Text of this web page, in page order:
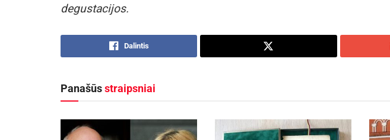
degustacijos.
Dalintis
Panašūsstraipsniai